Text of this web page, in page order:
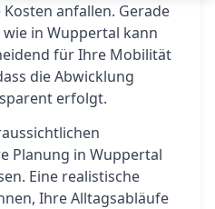
anfallen. Gerade
in Wuppertal kann
für Ihre Mobilität
die Abwicklung
erfolgt.
Planung in Wuppertal
Eine realistische
Ihre Alltagsabläufe